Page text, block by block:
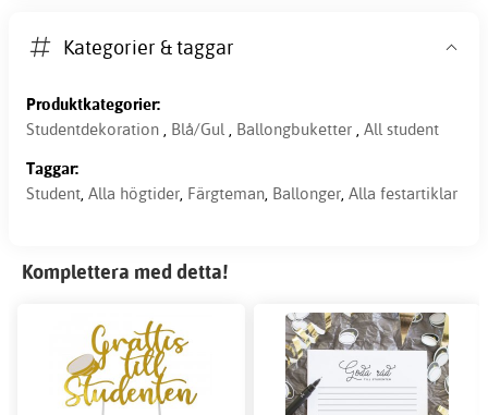
Kategorier & taggar
Produktkategorier:
Studentdekoration , Blå/Gul , Ballongbuketter , All student
Taggar:
Student, Alla högtider, Färgteman, Ballonger, Alla festartiklar
Komplettera med detta!